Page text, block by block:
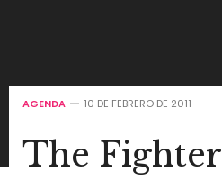
AGENDA 10 DE FEBRERO DE 2011
The Fighter